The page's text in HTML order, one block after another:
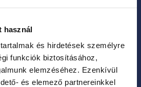
használ
és hirdetések személyre
funkciók biztosításához,
elemzéséhez. Ezenkívül
és elemező partnereinkkel